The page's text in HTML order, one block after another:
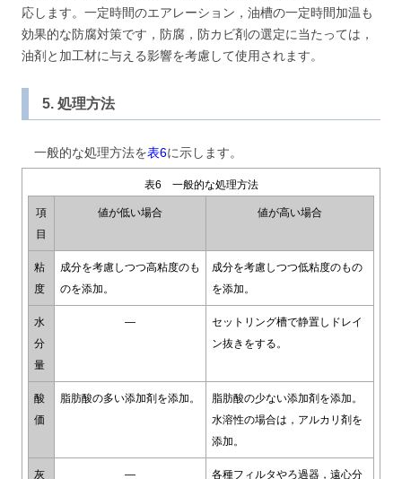
応します。一定時間のエアレーション，油槽の一定時間加温も
効果的な防腐対策です，防腐，防カビ剤の選定に当たっては，
油剤と加工材に与える影響を考慮して使用されます。
5. 処理方法
一般的な処理方法を表6に示します。
表6 一般的な処理方法
項
目
値が低い場合 値が高い場合
粘
度
成分を考慮しつつ高粘度のも
のを添加。
成分を考慮しつつ低粘度のもの
を添加。
水
分
量
―
セットリング槽で静置しドレイ
ン抜きをする。
酸
価
脂肪酸の多い添加剤を添加。
脂肪酸の少ない添加剤を添加。
水溶性の場合は，アルカリ剤を
添加。
灰
―
各種フィルタやろ過器，遠心分